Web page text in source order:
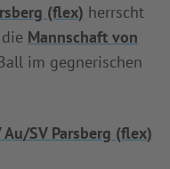
(flex) herrscht
Mannschaft von
im gegnerischen
Au/SV Parsberg (flex)